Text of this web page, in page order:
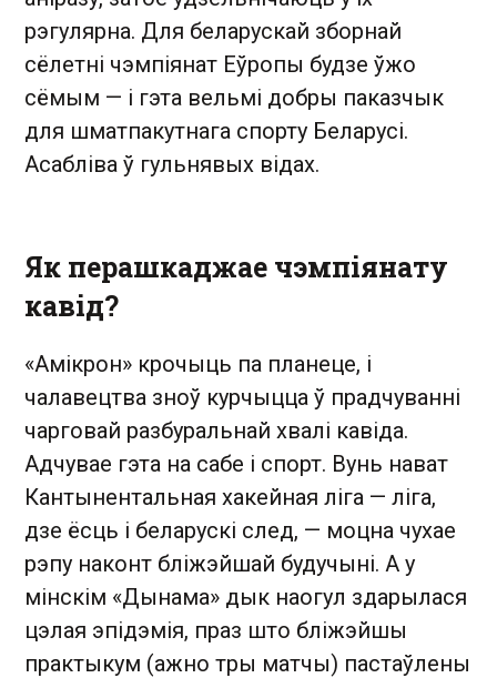
рэгулярна. Для беларускай зборнай
сёлетні чэмпіянат Еўропы будзе ўжо
сёмым — і гэта вельмі добры паказчык
для шматпакутнага спорту Беларусі.
Асабліва ў гульнявых відах.
Як перашкаджае чэмпіянату
кавід?
«Амікрон» крочыць па планеце, і
чалавецтва зноў курчыцца ў прадчуванні
чарговай разбуральнай хвалі кавіда.
Адчувае гэта на сабе і спорт. Вунь нават
Кантынентальная хакейная ліга — ліга,
дзе ёсць і беларускі след, — моцна чухае
рэпу наконт бліжэйшай будучыні. А у
мінскім «Дынама» дык наогул здарылася
цэлая эпідэмія, праз што бліжэйшы
практыкум (ажно тры матчы) пастаўлены